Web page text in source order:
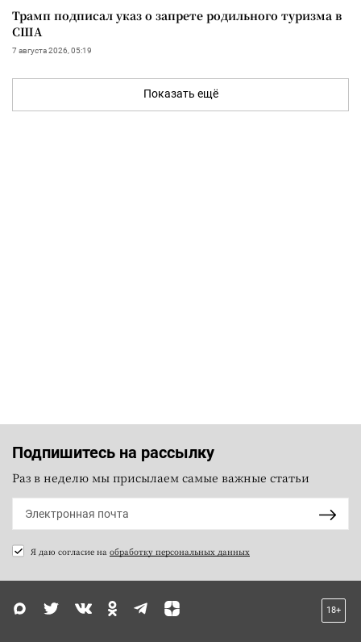
Трамп подписал указ о запрете родильного туризма в
США
7 августа 2026, 05:19
Показать ещё
Подпишитесь на рассылку
Раз в неделю мы присылаем самые важные статьи
Я даю согласие на обработку персональных данных
18+